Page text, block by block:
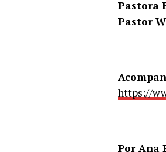
Pastora
Pastor
https://
Por Ana